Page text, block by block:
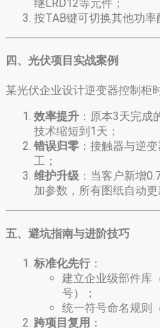
继LRD12等元件；
按TAB键可切换其他功率
四、光伏项目实战案例
某光伏企业设计逆变器控制柜
效率提升 ：原本3天完
技术缩短到1天；
错误归零 ：接触器与逆
工；
维护升级 ：当客户新增
加参数，所有图纸自动
五、避坑指南与进阶技巧
标准化先行 ​：
建立企业级部件库
号）；
统一符号命名规则
跨项目复用 ​：